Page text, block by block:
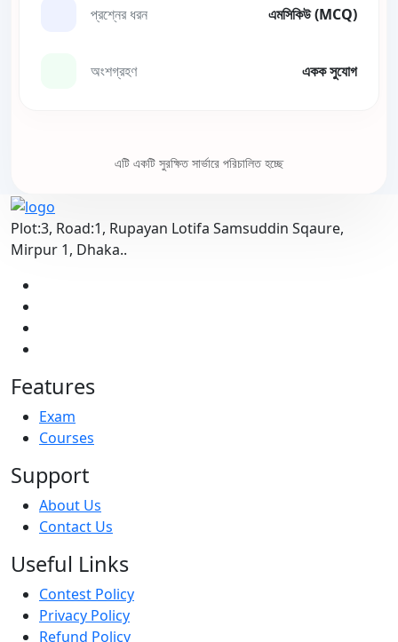
প্রশ্নের ধরন এমসিকিউ (MCQ)
অংশগ্রহণ একক সুযোগ
এটি একটি সুরক্ষিত সার্ভারে পরিচালিত হচ্ছে
Plot:3, Road:1, Rupayan Lotifa Samsuddin Sqaure,
Mirpur 1, Dhaka..
Features
Exam
Courses
Support
About Us
Contact Us
Useful Links
Contest Policy
Privacy Policy
Refund Policy